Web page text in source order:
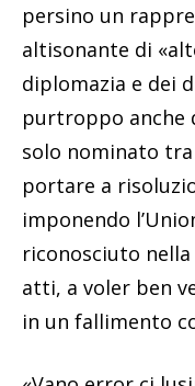
persino un
altisonante di
diplomazia e dei
purtroppo anche
solo nominato
portare a
imponendo
riconosciuto
atti, a voler ben
in un fallimento